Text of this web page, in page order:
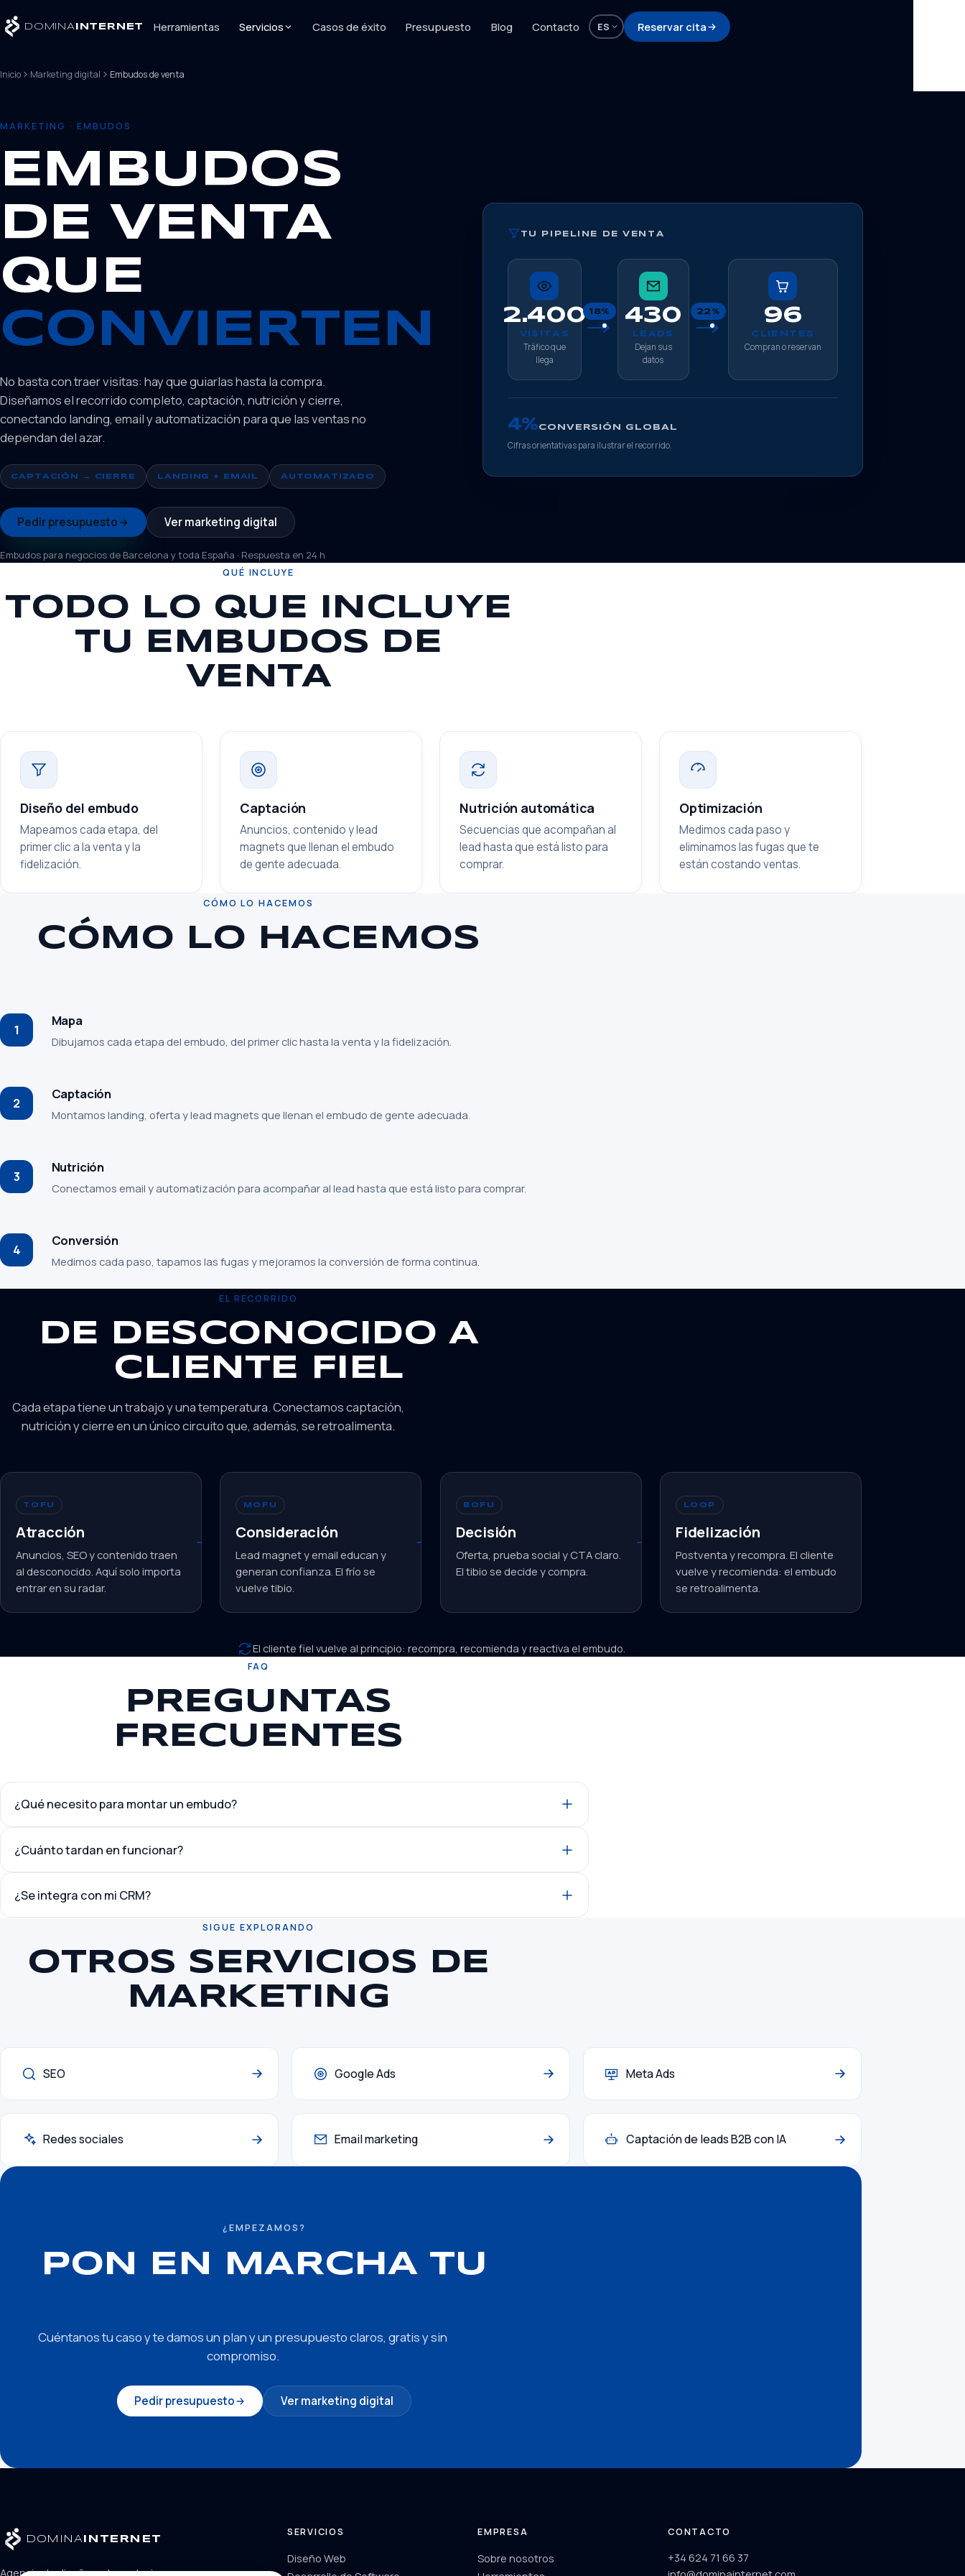
DOMINA INTERNET Herramientas Servicios Casos de éxito Presupuesto Blog Contacto ES Reservar cita
Inicio Marketing digital Embudos de venta
MARKETING · EMBUDOS
EMBUDOS
DE VENTA
QUE
CONVIERTEN
No basta con traer visitas: hay que guiarlas hasta la compra.
Diseñamos el recorrido completo, captación, nutrición y cierre,
conectando landing, email y automatización para que las ventas no
dependan del azar.
CAPTACIÓN → CIERRE LANDING + EMAIL AUTOMATIZADO
Pedir presupuesto Ver marketing digital
Embudos para negocios de Barcelona y toda España · Respuesta en 24 h
TU PIPELINE DE VENTA
2.400
VISITAS
Tráfico que
llega
18% 430
LEADS
Dejan sus
datos
22% 96
CLIENTES
Compran o reservan
4%CONVERSIÓN GLOBAL
Cifras orientativas para ilustrar el recorrido.
QUÉ INCLUYE
TODO LO QUE INCLUYE
TU EMBUDOS DE
VENTA
Diseño del embudo
Mapeamos cada etapa, del
primer clic a la venta y la
fidelización.
Captación
Anuncios, contenido y lead
magnets que llenan el embudo
de gente adecuada.
Nutrición automática
Secuencias que acompañan al
lead hasta que está listo para
comprar.
Optimización
Medimos cada paso y
eliminamos las fugas que te
están costando ventas.
CÓMO LO HACEMOS
CÓMO LO HACEMOS
1
Mapa
Dibujamos cada etapa del embudo, del primer clic hasta la venta y la fidelización.
2
Captación
Montamos landing, oferta y lead magnets que llenan el embudo de gente adecuada.
3
Nutrición
Conectamos email y automatización para acompañar al lead hasta que está listo para comprar.
4
Conversión
Medimos cada paso, tapamos las fugas y mejoramos la conversión de forma continua.
EL RECORRIDO
DE DESCONOCIDO A
CLIENTE FIEL
Cada etapa tiene un trabajo y una temperatura. Conectamos captación,
nutrición y cierre en un único circuito que, además, se retroalimenta.
TOFU
Atracción
Anuncios, SEO y contenido traen
al desconocido. Aquí solo importa
entrar en su radar.
MOFU
Consideración
Lead magnet y email educan y
generan confianza. El frío se
vuelve tibio.
BOFU
Decisión
Oferta, prueba social y CTA claro.
El tibio se decide y compra.
LOOP
Fidelización
Postventa y recompra. El cliente
vuelve y recomienda: el embudo
se retroalimenta.
El cliente fiel vuelve al principio: recompra, recomienda y reactiva el embudo.
FAQ
PREGUNTAS
FRECUENTES
¿Qué necesito para montar un embudo?
¿Cuánto tardan en funcionar?
¿Se integra con mi CRM?
SIGUE EXPLORANDO
OTROS SERVICIOS DE
MARKETING
SEO Google Ads Meta Ads
Redes sociales Email marketing Captación de leads B2B con IA
¿EMPEZAMOS?
PON EN MARCHA TU
Cuéntanos tu caso y te damos un plan y un presupuesto claros, gratis y sin
compromiso.
Pedir presupuesto Ver marketing digital
DOMINA INTERNET
Agencia de diseño web y soluciones
SERVICIOS
Diseño Web
EMPRESA
Sobre nosotros
CONTACTO
+34 624 71 66 37